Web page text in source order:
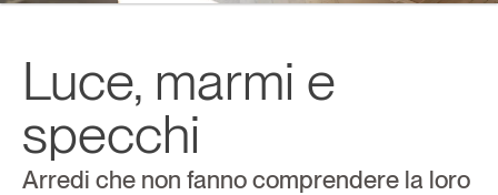
Luce, marmi e
specchi
Arredi che non fanno comprendere la loro